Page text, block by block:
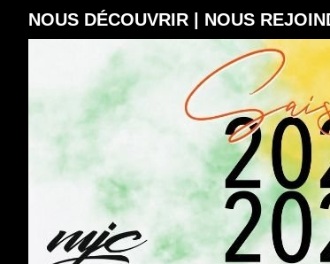
NOUS DÉCOUVRIR | NOUS